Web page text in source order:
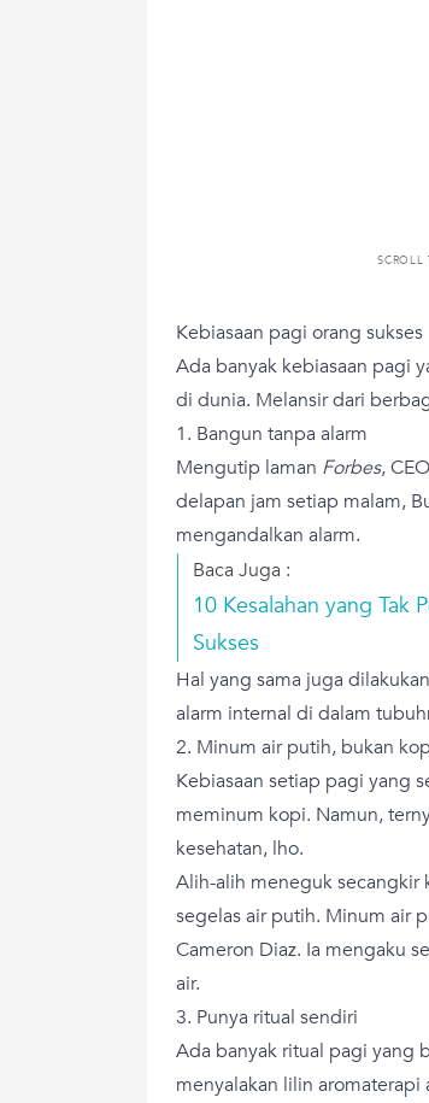
SCROLL
Kebiasaan pagi orang sukses
Ada banyak kebiasaan pagi
di dunia. Melansir dari
1. Bangun tanpa alarm
Mengutip laman Forbes,
delapan jam setiap malam,
mengandalkan alarm.
Baca Juga :
10 Kesalahan yang Tak
Sukses
Hal yang sama juga
alarm internal di dalam
2. Minum air putih, bukan
Kebiasaan setiap pagi yang
meminum kopi. Namun,
kesehatan, lho.
Alih-alih meneguk secangkir
segelas air putih. Minum air
Cameron Diaz. Ia mengaku
air.
3. Punya ritual sendiri
Ada banyak ritual pagi yang
menyalakan lilin